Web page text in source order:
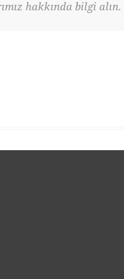
hakkında bilgi alın.